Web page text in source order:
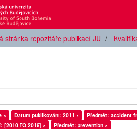
stránka repozitáře publikací JU
× Datum publikování: 2011 × Předmět: accident
[2010 TO 2019] ×
Předmět: prevention ×